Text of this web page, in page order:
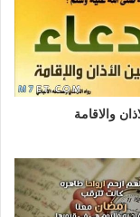
والاقامة